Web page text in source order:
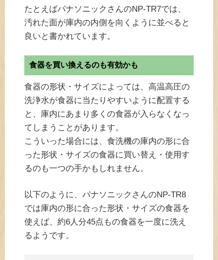
たとえばパナソニックさんのNP-TR7では、
汚れた面が庫内の内側を向くように並べると
良いと書かれています。
食器を買い換えるのも有効かも
食器の形状・サイズによっては、高温高圧の
洗浄水が食器に当たりやすいように配置する
と、庫内にあまり多くの食器が入らなくなっ
てしまうことがあります。
こういった場合には、食洗機の庫内の形に合
った形状・サイズの食器に買い替え・使用す
るのも一つの手かもしれません。
以下のように、パナソニックさんのNP-TR8
では庫内の形に合った形状・サイズの食器を
使えば、約6人分45点もの食器を一度に洗え
るようです。